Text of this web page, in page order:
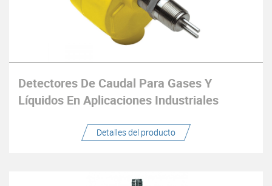
Detectores De Caudal Para Gases Y
Líquidos En Aplicaciones Industriales
Detalles del producto